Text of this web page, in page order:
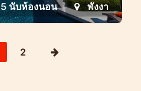
5 นับห้องนอน พังงา
2